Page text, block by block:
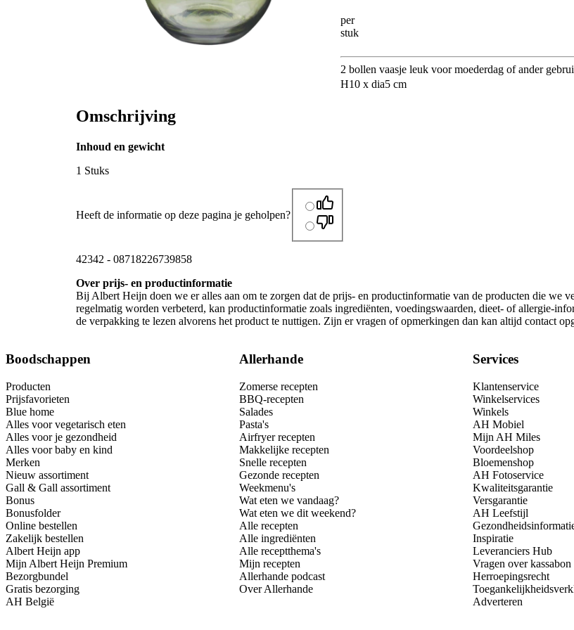
per
stuk
2 bollen vaasje leuk voor moederdag of ander
H10 x dia5 cm
Omschrijving
Inhoud en gewicht
1 Stuks
Heeft de informatie op deze pagina je geholpen?
42342 - 08718226739858
Over prijs- en productinformatie
Bij Albert Heijn doen we er alles aan om te zorgen dat de prijs- en productinformatie van de producten die we
regelmatig worden verbeterd, kan productinformatie zoals ingrediënten, voedingswaarden, dieet- of allergie-
de verpakking te lezen alvorens het product te nuttigen. Zijn er vragen of opmerkingen dan kan altijd contact
Boodschappen
Producten
Prijsfavorieten
Blue home
Alles voor vegetarisch eten
Alles voor je gezondheid
Alles voor baby en kind
Merken
Nieuw assortiment
Gall & Gall assortiment
Bonus
Bonusfolder
Online bestellen
Zakelijk bestellen
Albert Heijn app
Mijn Albert Heijn Premium
Bezorgbundel
Gratis bezorging
AH België
Allerhande
Zomerse recepten
BBQ-recepten
Salades
Pasta's
Airfryer recepten
Makkelijke recepten
Snelle recepten
Gezonde recepten
Weekmenu's
Wat eten we vandaag?
Wat eten we dit weekend?
Alle recepten
Alle ingrediënten
Alle receptthema's
Mijn recepten
Allerhande podcast
Over Allerhande
Services
Klantenservice
Winkelservices
Winkels
AH Mobiel
Mijn AH Miles
Voordeelshop
Bloemenshop
AH Fotoservice
Kwaliteitsgarantie
Versgarantie
AH Leefstijl
Inspiratie
Leveranciers Hub
Vragen over kassabon
Herroepingsrecht
Adverteren